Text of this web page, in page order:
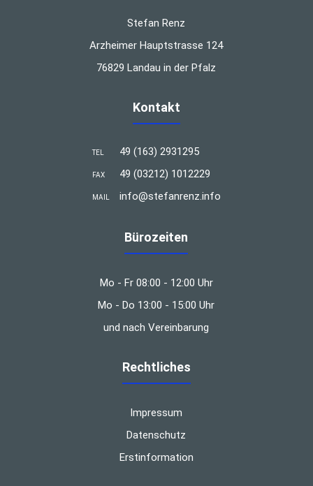
Stefan Renz
Arzheimer Hauptstrasse 124
76829 Landau in der Pfalz
Kontakt
TEL 49 (163) 2931295
FAX 49 (03212) 1012229
MAIL info@stefanrenz.info
Bürozeiten
Mo - Fr 08:00 - 12:00 Uhr
Mo - Do 13:00 - 15:00 Uhr
und nach Vereinbarung
Rechtliches
Impressum
Datenschutz
Erstinformation